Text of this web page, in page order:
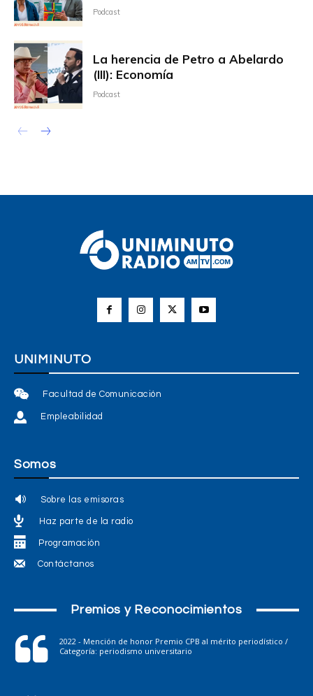
Podcast
La herencia de Petro a Abelardo
(III): Economía
Podcast
UNIMINUTO
Facultad de Comunicación
Empleabilidad
Somos
Sobre las emisoras
Haz parte de la radio
Programación
Contáctanos
Premios y Reconocimientos
2022 - Mención de honor Premio CPB al mérito periodístico /
Categoría: periodismo universitario